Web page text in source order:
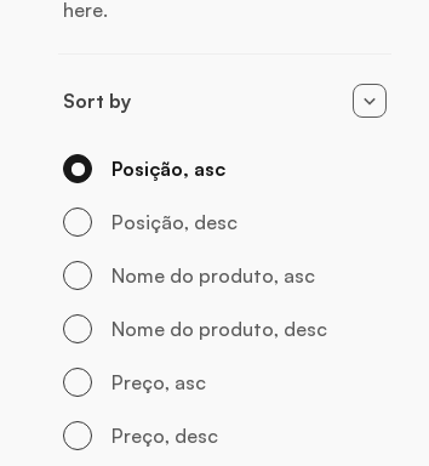
here.
Sort by
Posição, asc
Posição, desc
Nome do produto, asc
Nome do produto, desc
Preço, asc
Preço, desc